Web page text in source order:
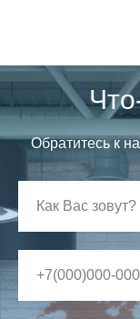
Обратитесь к